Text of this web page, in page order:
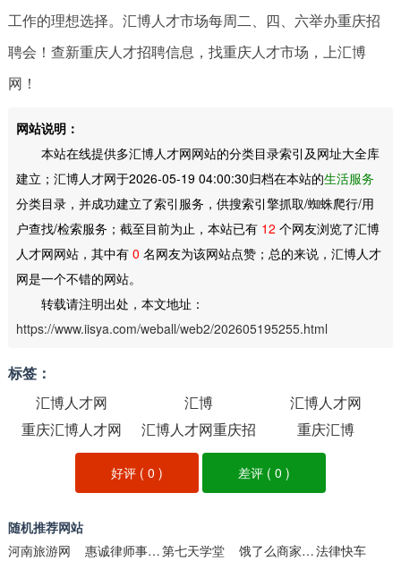
工作的理想选择。汇博人才市场每周二、四、六举办重庆招
聘会！查新重庆人才招聘信息，找重庆人才市场，上汇博
网！
网站说明：
本站在线提供多汇博人才网网站的分类目录索引及网址大全库
建立；汇博人才网于2026-05-19 04:00:30归档在本站的生活服务
分类目录，并成功建立了索引服务，供搜索引擎抓取/蜘蛛爬行/用
户查找/检索服务；截至目前为止，本站已有 12 个网友浏览了汇博
人才网网站，其中有 0 名网友为该网站点赞；总的来说，汇博人才
网是一个不错的网站。
转载请注明出处，本文地址：
https://www.iisya.com/weball/web2/202605195255.html
标签：
汇博人才网
汇博
汇博人才网
重庆汇博人才网
汇博人才网重庆招
聘
重庆汇博
好评 (0 ) 差评 ( 0 )
随机推荐网站
河南旅游网
惠诚律师事务所第七天学堂 饿了么商家版移动端法律快车